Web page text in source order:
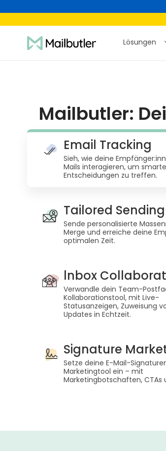
Lösungen
Mailbutler:
Email Tracking
Sieh, wie deine
Mails interagieren, um
Entscheidungen zu treffen.
Tailored Sending
Sende personalisierte
Merge und erreiche deine
optimalen Zeit.
lnbox
Verwandle dein Team-
Kollaborationstool, mit Live-
Statusanzeigen, Zuweisung
Updates in Echtzeit.
Signature
Setze deine E-Mail-
Marketingtool ein – mit
Marketingbotschaften, CTAs